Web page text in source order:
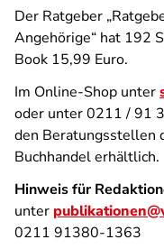
Der Ratgeber
Angehörige“ hat 192
Book 15,99 Euro.
Im Online-Shop unter
oder unter 0211 / 91
den Beratungsstellen
Buchhandel erhältlich.
Hinweis für
unter
0211 91380-1363